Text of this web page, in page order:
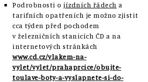
Podrobnosti o jízdních řádech a
tarifních opatřeních je možno zjistit
cca týden před pochodem
v železničních stanicích ČD a na
internetových stránkách
www.cd.cz/vlakem-na-
vylet/vylet/prahaprcice/obujte-
toulave-boty-a-vyslapnete-si-do-